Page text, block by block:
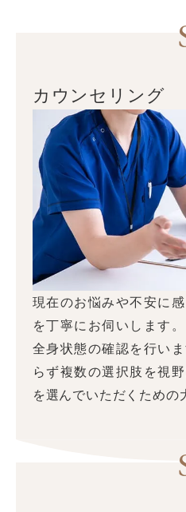
カウンセリング
現在のお悩みや不安に
を丁寧にお伺いします
全身状態の確認を行い
らず複数の選択肢を視
を選んでいただくための